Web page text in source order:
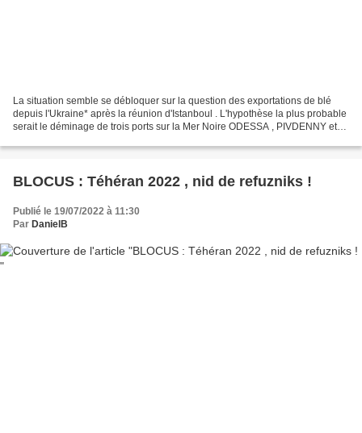
La situation semble se débloquer sur la question des exportations de blé
depuis l'Ukraine* après la réunion d'Istanboul . L'hypothèse la plus probable
serait le déminage de trois ports sur la Mer Noire ODESSA , PIVDENNY et
BLOCUS : Téhéran 2022 , nid de refuzniks !
Publié le 19/07/2022 à 11:30
Par DanielB